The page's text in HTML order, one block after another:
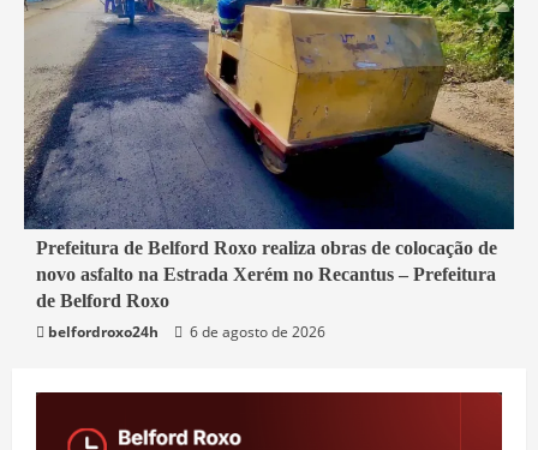
2 min read
Belford Roxo
Prefeitura de Belford Roxo realiza obras de colocação de
novo asfalto na Estrada Xerém no Recantus – Prefeitura
de Belford Roxo
belfordroxo24h
6 de agosto de 2026